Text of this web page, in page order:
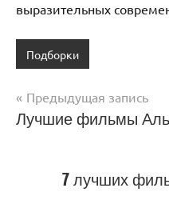
выразительных
Подборки
Навигация
по
Предыдущая запись
Лучшие фильмы
7 лучших